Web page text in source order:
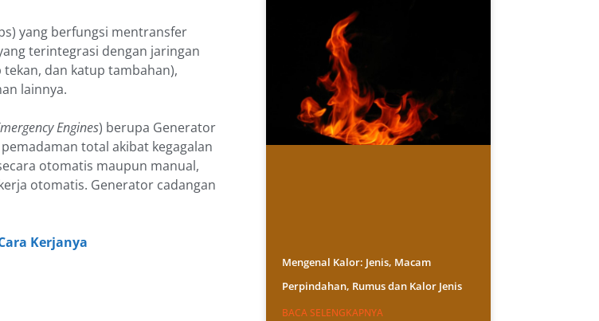
yang berfungsi mentransfer
terintegrasi dengan jaringan
dan katup tambahan),
lainnya.
Engines) berupa Generator
total akibat kegagalan
otomatis maupun manual,
otomatis. Generator cadangan
Kerjanya
Mengenal Kalor: Jenis, Macam
Perpindahan, Rumus dan Kalor Jenis
BACA SELENGKAPNYA